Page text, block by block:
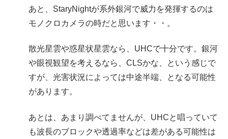
あと、StaryNightが系外銀河で威力を発揮するのは
モノクロカメラの時だと思います・・。
散光星雲や惑星状星雲なら、UHCで十分です。銀河
や眼視観望を考えるなら、CLSかな、という感じで
すが、光害状況によっては中途半端、となる可能性
があります。
あとは、あまり調べてませんが、UHCと唱っていて
も波長のブロックや透過率などは差がある可能性は